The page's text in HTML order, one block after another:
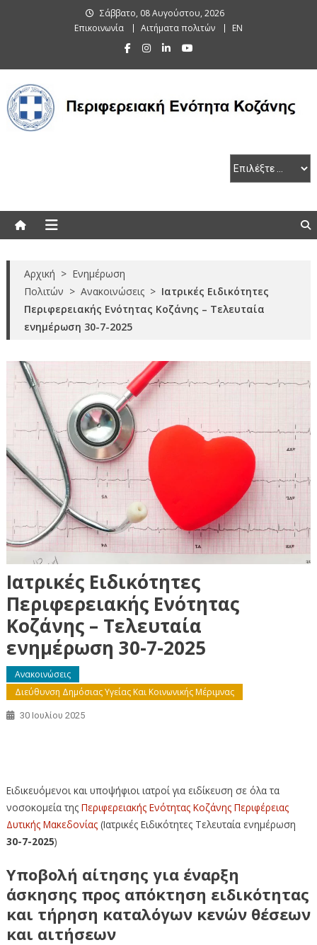
Σάββατο, 08 Αυγούστου, 2026
Επικοινωνία
Αιτήματα πολιτών EN
Αρχική > Ενημέρωση
Πολιτών > Ανακοινώσεις > Ιατρικές Ειδικότητες
Περιφερειακής Ενότητας Κοζάνης – Τελευταία
ενημέρωση 30-7-2025
Ιατρικές Ειδικότητες
Περιφερειακής Ενότητας
Κοζάνης – Τελευταία
ενημέρωση 30-7-2025
Ανακοινώσεις
Διεύθυνση Δημόσιας Υγείας Και Κοινωνικής Μέριμνας
30 Ιουλίου 2025
Ειδικευόμενοι και υποψήφιοι ιατροί για ειδίκευση σε όλα τα
νοσοκομεία της Περιφερειακής Ενότητας Κοζάνης Περιφέρειας
Δυτικής Μακεδονίας(Ιατρικές Ειδικότητες Τελευταία ενημέρωση
30-7-2025)
Υποβολή αίτησης για έναρξη
άσκησης προς απόκτηση ειδικότητας
και τήρηση καταλόγων κενών θέσεων
και αιτήσεων